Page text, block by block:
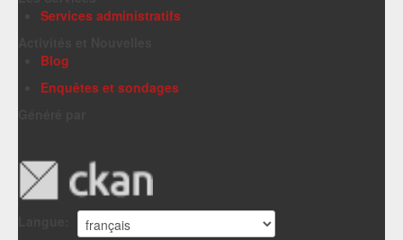
Services administratifs
Blog
Enquêtes et sondages